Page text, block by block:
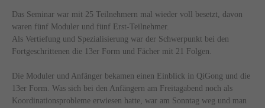
Das Seminar war mit 25 Teilnehmern mal wieder voll besetzt, davon
waren fünf Moduler und fünf Erst-Teilnehmer.
Als Vertiefung und Spezialisierung war der Schwerpunkt bei den
Fortgeschrittenen die 13er Form und Fächer mit 21 Folgen.
Die Moduler und Anfänger bekamen einen Einblick in QiGong und die
13er Form. Was sich bei den Anfängern am Freitagabend noch als
Koordinationsprobleme erwiesen hatte, war am Sonntag weg und man